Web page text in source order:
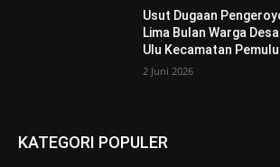
Usut Dugaan
Lima Bulan Warga
Ulu Kecamatan
2 Juni 2026
KATEGORI POPULER